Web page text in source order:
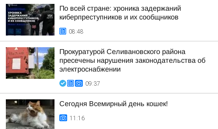
По всей стране: хроника задержаний
киберпреступников и их сообщников
08:48
Прокуратурой Селивановского района
пресечены нарушения законодательства об
электроснабжении
09:37
Сегодня Всемирный день кошек!
11:16